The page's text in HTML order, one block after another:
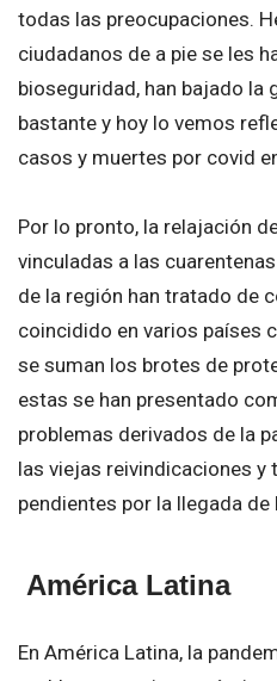
todas las preocupaciones.
ciudadanos de a pie se les
bioseguridad, han bajado la
bastante y hoy lo vemos
casos y muertes por covid
Por lo pronto, la relajación
vinculadas a las
de la región han tratado de
coincidido en varios países
se suman los brotes de
estas se han presentado
problemas derivados de la
las viejas reivindicaciones y
pendientes por la llegada de
América Latina
En América Latina, la